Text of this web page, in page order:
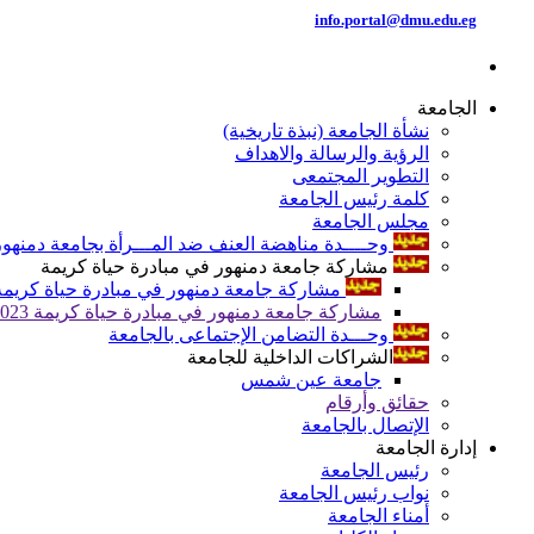
info.portal@dmu.edu.eg
الجامعة
نشأة الجامعة (نبذة تاريخية)
الرؤية والرسالة والاهداف
التطوير المجتمعى
كلمة رئيس الجامعة
مجلس الجامعة
وحــــدة مناهضة العنف ضد المـــرأة بجامعة
مشاركة جامعة دمنهور في مبادرة حياة كريمة
مشاركة جامعة دمنهور في مبادرة حياة كريمة
مشاركة جامعة دمنهور في مبادرة حياة كريمة 2023
وحـــدة التضامن الإجتماعى بالجامعة
الشراكات الداخلية للجامعة
جامعة عين شمس
حقائق وأرقام
الإتصال بالجامعة
إدارة الجامعة
رئيس الجامعة
نواب رئيس الجامعة
أمناء الجامعة